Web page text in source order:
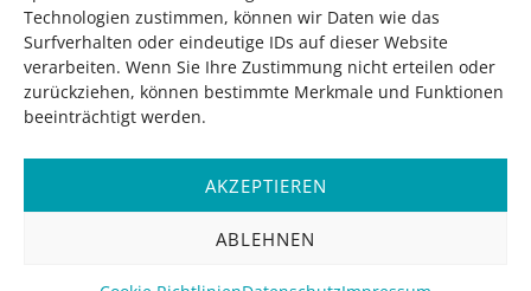
Technologien zustimmen, können wir Daten wie das
Surfverhalten oder eindeutige IDs auf dieser Website
verarbeiten. Wenn Sie Ihre Zustimmung nicht erteilen oder
zurückziehen, können bestimmte Merkmale und Funktionen
beeinträchtigt werden.
AKZEPTIEREN
ABLEHNEN